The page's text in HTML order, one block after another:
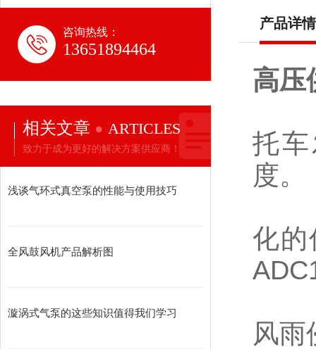
咨询热线：
13651894464
相关文章 ARTICLES
致力于成为更好的解决方案供应商！
浅谈气环式真空泵的性能与使用技巧
全风鼓风机产品解析图
漩涡式气泵的这些知识值得我们学习
产品详情
高压
托
度。
化的
风雨